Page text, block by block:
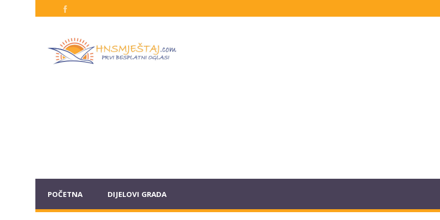
POČETNA DIJELOVI GRADA